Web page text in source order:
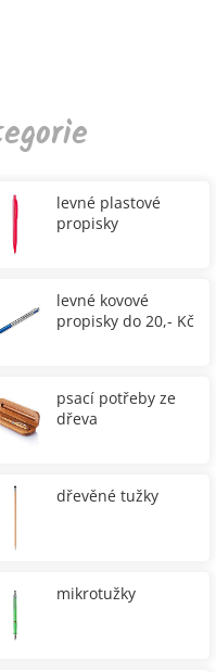
levné plastové
propisky
levné kovové
propisky do 20,- Kč
psací potřeby ze
dřeva
dřevěné tužky
mikrotužky